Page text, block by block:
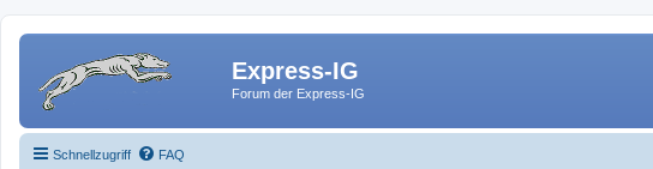
Express-IG
Forum der Express-IG
Schnellzugriff FAQ